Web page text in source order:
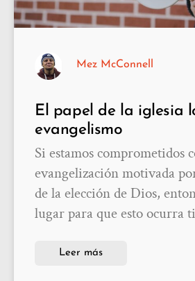
El papel de la iglesia
evangelismo
Si estamos comprometidos
evangelización motivada
de la elección de Dios,
lugar para que esto ocurra
Leer más
Mez McConnell